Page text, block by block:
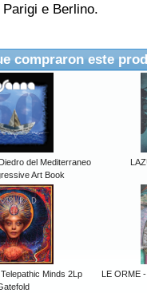
e Berlino.
compraron este
del Mediterraneo
Art Book
Minds 2Lp
LE ORME